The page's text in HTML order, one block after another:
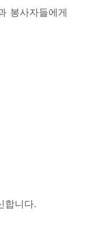
봉사자들에게
합니다.